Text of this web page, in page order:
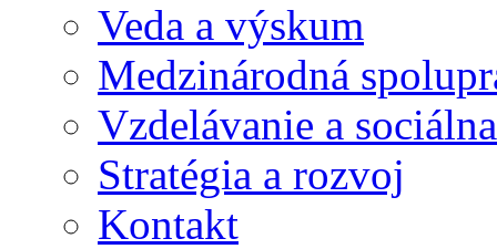
Veda a výskum
Medzinárodná
Vzdelávanie a
Stratégia a rozvoj
Kontakt